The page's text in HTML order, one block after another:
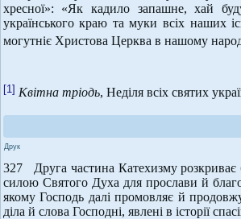
хресної»: «Як кадило запашне, хай
українського краю та муки всіх наших
могутніє Христова Церква в нашому
[1] Квітна тріодь, Неділя всіх святих
Друк
327 Друга частина Катехизму
силою Святого Духа для прослави й
якому Господь далі промовляє й
діла й слова Господні, явлені в історії